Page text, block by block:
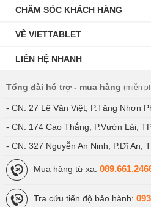
Samsung Galaxy Note 10 Plus
Samsung Galaxy Note 10
5G 256GB Mỹ
Samsung Galaxy Note 10
Galaxy Note 10 Lite 8GB -
CHĂM SÓC KHÁCH HÀNG
VỀ VIETTABLET
LIÊN HỆ NHANH
Tổng đài hỗ trợ - mua hàng (miễn
- CN: 27 Lê Văn Việt, P.Tăng Nhơn
- CN: 174 Cao Thắng, P.Vườn Lài,
- CN: 327 Nguyễn An Ninh, P.Dĩ An,
Mua hàng từ xa:
Tra cứu tiến độ bảo hành: